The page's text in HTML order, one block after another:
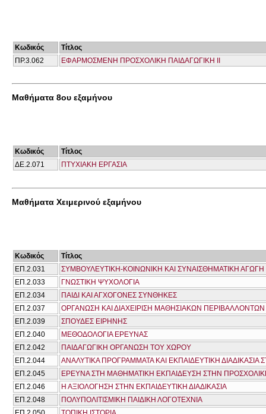
Κωδικός
Τίτλος
ΠΡ.3.062
ΕΦΑΡΜΟΣΜΕΝΗ ΠΡΟΣΧΟΛΙΚΗ ΠΑΙΔΑΓΩΓΙΚΗ ΙΙ
Μαθήματα 8ου εξαμήνου
Κωδικός
Τίτλος
ΔΕ.2.071
ΠΤΥΧΙΑΚΗ ΕΡΓΑΣΙΑ
Μαθήματα Χειμερινού εξαμήνου
Κωδικός
Τίτλος
ΕΠ.2.031
ΣΥΜΒΟΥΛΕΥΤΙΚΗ-ΚΟΙΝΩΝΙΚΗ ΚΑΙ ΣΥΝΑΙΣΘΗΜΑΤΙΚΗ ΑΓΩΓΗ
ΕΠ.2.033
ΓΝΩΣΤΙΚΗ ΨΥΧΟΛΟΓΙΑ
ΕΠ.2.034
ΠΑΙΔΙ ΚΑΙ ΑΓΧΟΓΟΝΕΣ ΣΥΝΘΗΚΕΣ
ΕΠ.2.037
ΟΡΓΑΝΩΣΗ ΚΑΙ ΔΙΑΧΕΙΡΙΣΗ ΜΑΘΗΣΙΑΚΩΝ ΠΕΡΙΒΑΛΛΟΝΤΩΝ
ΕΠ.2.039
ΣΠΟΥΔΕΣ ΕΙΡΗΝΗΣ
ΕΠ.2.040
ΜΕΘΟΔΟΛΟΓΙΑ ΕΡΕΥΝΑΣ
ΕΠ.2.042
ΠΑΙΔΑΓΩΓΙΚΗ ΟΡΓΑΝΩΣΗ ΤΟΥ ΧΩΡΟΥ
ΕΠ.2.044
ΑΝΑΛΥΤΙΚΑ ΠΡΟΓΡΑΜΜΑΤΑ ΚΑI ΕΚΠΑΙΔΕΥΤΙΚΗ ΔΙΑΔΙΚΑΣΙΑ
ΕΠ.2.045
ΕΡΕΥΝΑ ΣΤΗ ΜΑΘΗΜΑΤΙΚΗ ΕΚΠΑΙΔΕΥΣΗ ΣΤΗΝ
ΕΠ.2.046
Η ΑΞΙΟΛΟΓΗΣΗ ΣΤΗΝ ΕΚΠΑΙΔΕΥΤΙΚΗ ΔΙΑΔΙΚΑΣΙΑ
ΕΠ.2.048
ΠΟΛΥΠΟΛΙΤΙΣΜΙΚΗ ΠΑΙΔΙΚΗ ΛΟΓΟΤΕΧΝΙΑ